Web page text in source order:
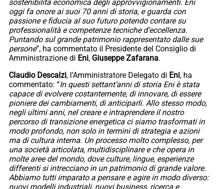
sostenibilità economica degli approvvigionamenti. Eni
oggi fa onore ai suoi 70 anni di storia, e guarda con
passione e fiducia al suo futuro potendo contare su
professionalità e competenze tecniche d’eccellenza.
Puntando sul grande patrimonio rappresentato dalle sue
persone”, ha commentato il Presidente del Consiglio di
Amministrazione di Eni, Giuseppe Zafarana.
Claudio Descalzi, l’Amministratore Delegato di Eni, ha
commentato: “In questi settant’anni di storia Eni è stata
capace di evolvere costantemente, di innovare, di essere
pioniere dei cambiamenti, di anticiparli. Allo stesso modo,
negli ultimi anni, nel creare e intraprendere il nostro
percorso di transizione energetica ci siamo trasformati in
modo profondo, non solo in termini di strategia e azioni
ma di cultura interna. Un processo molto complesso, per
una società articolata, multidisciplinare e che opera in
molte aree del mondo, dove culture, lingue, esperienze
differenti si intrecciano in un patrimonio di grande valore.
Abbiamo tutti imparato a pensare e agire in modo diverso:
nuovi modelli industriali, nuovi business, ricerca e